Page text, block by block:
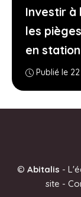
Investir à
les
en station
Publié le
© Abitalis -
site -